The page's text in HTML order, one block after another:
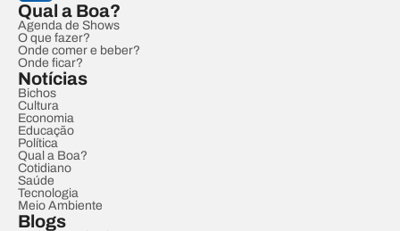
Qual a Boa?
Agenda de Shows
O que fazer?
Onde comer e beber?
Onde ficar?
Notícias
Bichos
Cultura
Economia
Educação
Política
Qual a Boa?
Cotidiano
Saúde
Tecnologia
Meio Ambiente
Blogs